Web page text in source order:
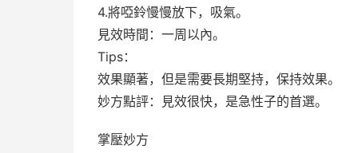
4.將啞鈴慢慢放下，吸氣。
見效時間：一周以內。
Tips：
效果顯著，但是需要長期堅持，保持效果。
妙方點評：見效很快，是急性子的首選。
掌壓妙方